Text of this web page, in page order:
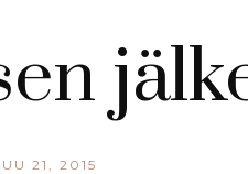
21, 2015